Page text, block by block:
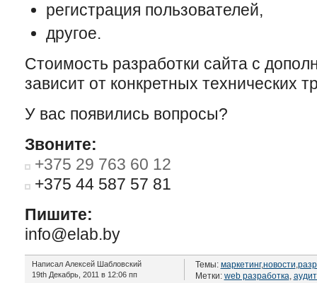
регистрация пользователей,
другое.
Стоимость разработки сайта с
зависит от конкретных технических
У вас появились вопросы?
Звоните:
+375 29 763 60 12
+375 44 587 57 81
Пишите:
info@elab.by
Написал Алексей Шабловский
19th Декабрь, 2011 в 12:06 пп
Темы: маркетинг,новости,
Метки: web разработка,